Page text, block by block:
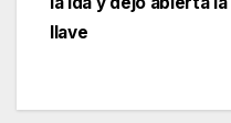
llave